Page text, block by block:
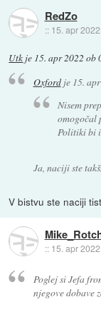
RedZo
:: 15. apr
Utk je 15. apr 2022 ob
Oxfordje 15.
Nisem
omogočal
Politiki bi
Ja, naciji ste
V bistvu ste naciji
:: 15. apr
Poglej si Jefa
njegove dobave